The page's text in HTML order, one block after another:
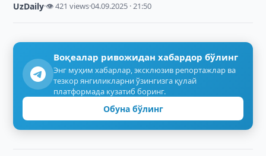
UzDaily·👁 421 views·04.09.2025 · 21:50
Воқеалар ривожидан хабардор бўлинг
Энг муҳим хабарлар, эксклюзив репортажлар ва
тезкор янгиликларни ўзингизга қулай
платформада кузатиб боринг.
Обуна бўлинг